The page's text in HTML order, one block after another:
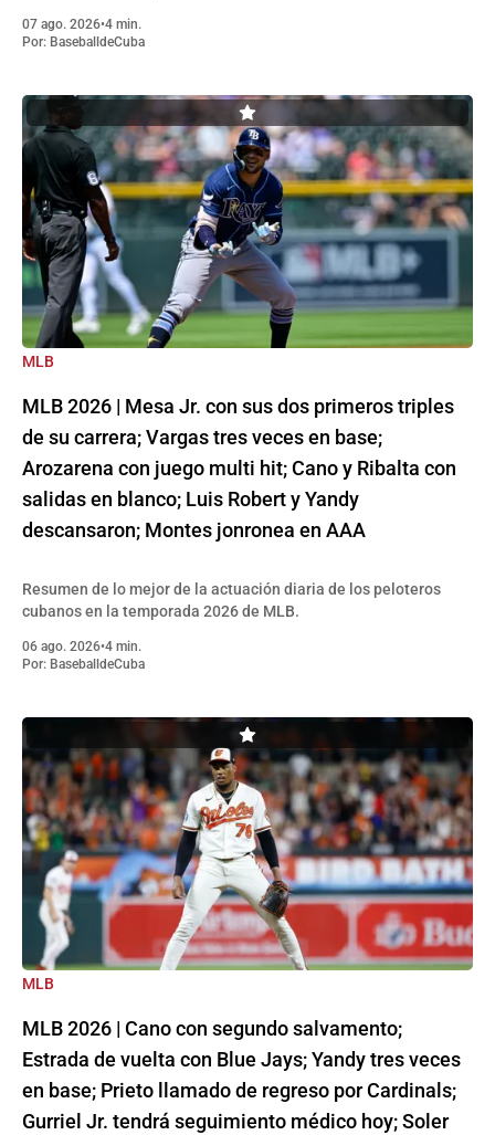
07 ago. 2026•4 min.
Por: BaseballdeCuba
MLB
MLB 2026 | Mesa Jr. con sus dos primeros triples
de su carrera; Vargas tres veces en base;
Arozarena con juego multi hit; Cano y Ribalta con
salidas en blanco; Luis Robert y Yandy
descansaron; Montes jonronea en AAA
Resumen de lo mejor de la actuación diaria de los peloteros
cubanos en la temporada 2026 de MLB.
06 ago. 2026•4 min.
Por: BaseballdeCuba
MLB
MLB 2026 | Cano con segundo salvamento;
Estrada de vuelta con Blue Jays; Yandy tres veces
en base; Prieto llamado de regreso por Cardinals;
Gurriel Jr. tendrá seguimiento médico hoy; Soler